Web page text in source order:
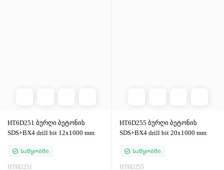
HT6D251 ბურღი ბეტონის
SDS+BX4 drill bit 12x1000 mm
Საწყობში
HT6D251
HT6D255 ბურღი ბეტონის
SDS+BX4 drill bit 20x1000 mm
Საწყობში
HT6D255